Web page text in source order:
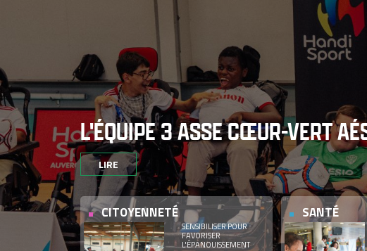
L'ÉQUIPE 3 ASSE CŒUR-VERT
LIRE
CITOYENNETÉ
SENSIBILISER POUR
FAVORISER
L'ÉPANOUISSEMENT
SANTÉ